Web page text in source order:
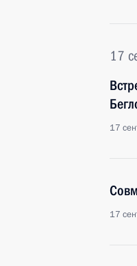
17
17
17